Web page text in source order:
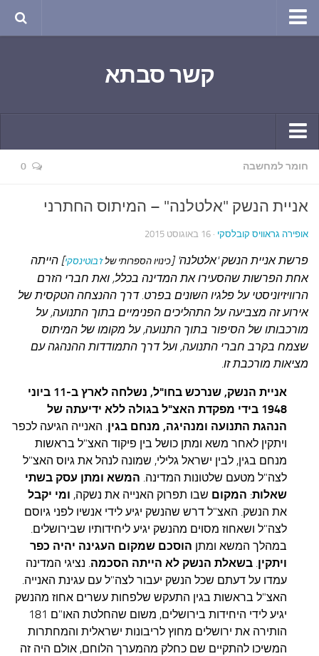
שירה
חגים ומועדים
ספורט בריאות וקורונה
בישול ואפייה
הקונדיטוריה
עצות סבתא
סבתא מספרת
קשר משפחתי
פינת הנכד
כתבו אלינו
קשר סבתא
קשר יומי
תחביבים
גרפיטי
נוסטלגיה
סרטונים ואנימציה
סרטים מומלצים
חומר למחשבה 0
אניית הנשק "אלטלנה" – המיתוס החתרני
אופירה גראוויס קובלסקי · 16 באוגוסט 2015
פרשת אניית הנשק 'אלטלנה' [כינויו הספרותי שלז'בוטינסקי] הייתה
אחת הפרשות שהסעירו את המדינה בכלל, ואת חברי הזרם
הרוויזיוניסטי על פלגיו השונים בפרט. דרך ההנצחה הטקסית של
אירוע זה מצביעה על התהליכים הפנימיים בתוך התנועה, על
מורכבותו של הסיפור בתוך התנועה, על מקומו של המיתוס
שצמח בקרב חברי התנועה, ועל דרך התמודדות ההנהגה עם
מציאות מורכבת זו.
אניית הנשק, שנרכש בחו"ל,
נשלחה לארץ ב-11 ביוני
1948 בידי מפקדת האצ"ל בגולה ללא ידיעתה של
הנהגת התנועה ומנהיגה, מנחם בגין. האנייה הגיעה לכפר
ויתקין לאחר משא ומתן כושל בין פיקוד האצ"ל בראשות
מנחם בגין, לבין ישראל גלילי, שמונה לנהל את גיוס האצ"ל
לצה"ל מטעם שלטונות המדינה. המשא ומתן עסק בשתי
שאלות: המקום שבו תפרוק האנייה את נשקה, ומי יקבל
את הנשק. האצ"ל דרש שהנשק יגיע לידי אנשיו לפני גיוסם
לצה"ל ושאחוז מסוים מהנשק יגיע ליחידותיו שבירושלים.
במהלך המשא ומתן הוסכם שמקום העגינה יהיה כפר
ויתקין. בשאלת הנשק לא הייתה הסכמה. נציגי המדינה
עמדו על דעתם שכל הנשק יעבור לצה"ל עם עגינת האנייה.
האצ"ל בראשות בגין התעקש שלפחות עשרים אחוז מהנשק
יגיע לידי היחידות בירושלים, משום שהחלטת האו"ם 181
הותירה את ירושלים מחוץ לריבונות ישראלית והמחתרות
המשיכו להתקיים שם כחלק מהמערך הלוחם, אולם היה זה